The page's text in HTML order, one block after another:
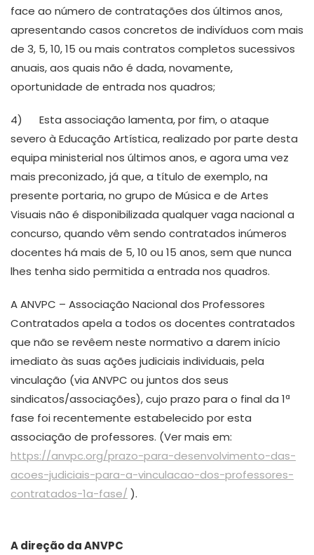
face ao número de contratações dos últimos anos,
apresentando casos concretos de indivíduos com mais
de 3, 5, 10, 15 ou mais contratos completos sucessivos
anuais, aos quais não é dada, novamente,
oportunidade de entrada nos quadros;
4) Esta associação lamenta, por fim, o ataque
severo à Educação Artística, realizado por parte desta
equipa ministerial nos últimos anos, e agora uma vez
mais preconizado, já que, a título de exemplo, na
presente portaria, no grupo de Música e de Artes
Visuais não é disponibilizada qualquer vaga nacional a
concurso, quando vêm sendo contratados inúmeros
docentes há mais de 5, 10 ou 15 anos, sem que nunca
lhes tenha sido permitida a entrada nos quadros.
A ANVPC – Associação Nacional dos Professores
Contratados apela a todos os docentes contratados
que não se revêem neste normativo a darem início
imediato às suas ações judiciais individuais, pela
vinculação (via ANVPC ou juntos dos seus
sindicatos/associações), cujo prazo para o final da 1ª
fase foi recentemente estabelecido por esta
associação de professores. (Ver mais em:
https://anvpc.org/prazo-para-desenvolvimento-das-
acoes-judiciais-para-a-vinculacao-dos-professores-
contratados-1a-fase/ ).
A direção da ANVPC